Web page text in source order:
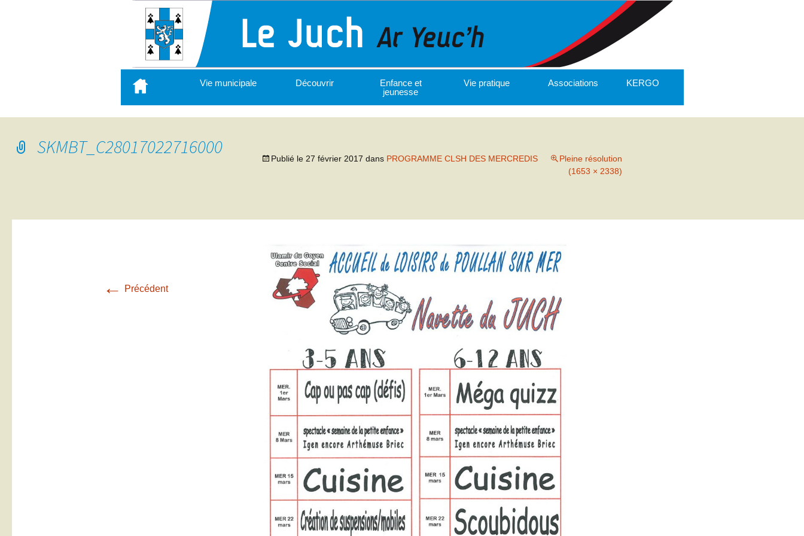
contenu
principal
Vie municipale Découvrir
Enfance et
jeunesse
Vie pratique Associations KERGO
SKMBT_C28017022716000
Publié le 27 février 2017 dans PROGRAMME CLSH DES MERCREDIS
Pleine résolution
(1653 × 2338)
← Précédent